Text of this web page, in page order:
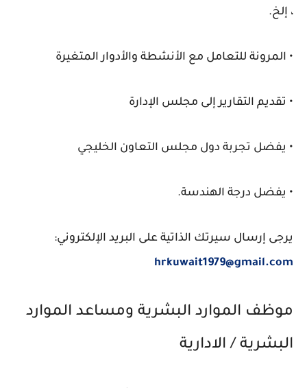
، إلخ.
• المرونة للتعامل مع الأنشطة والأدوار المتغيرة
• تقديم التقارير إلى مجلس الإدارة
• يفضل تجربة دول مجلس التعاون الخليجي
• يفضل درجة الهندسة.
يرجى إرسال سيرتك الذاتية على البريد الإلكتروني:
hrkuwait1979@gmail.com
موظف الموارد البشرية ومساعد الموارد
البشرية / الادارية